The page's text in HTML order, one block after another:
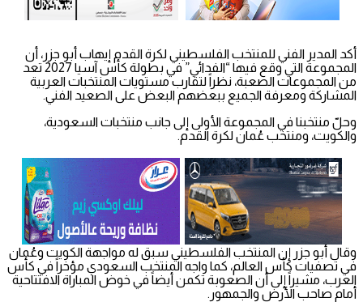
أكد المدير الفني للمنتخب الفلسطيني لكرة القدم إيهاب أبو جزر، أن
المجموعة التي وقع فيها “الفدائي” في بطولة كأس آسيا 2027 تعد
من المجموعات الصعبة، نظراً لتقارب مستويات المنتخبات العربية
المشاركة ومعرفة الجميع ببعضهم البعض على الصعيد الفني.
وحلّ منتخبنا في المجموعة الأولى إلى جانب منتخبات السعودية،
والكويت، ومنتخب عُمان لكرة القدم.
وقال أبو جزر إن المنتخب الفلسطيني سبق له مواجهة الكويت وعُمان
في تصفيات كأس العالم، كما واجه المنتخب السعودي مؤخراً في كأس
العرب، مشيراً إلى أن الصعوبة تكمن أيضاً في خوض المباراة الافتتاحية
أمام صاحب الأرض والجمهور.